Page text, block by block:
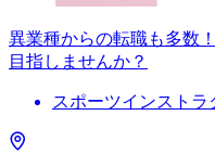
異業種からの転職も多数
目指しませんか？
スポーツインストラ